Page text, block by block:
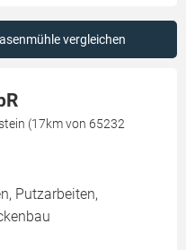
vergleichen
(17km von 65232
Putzarbeiten,